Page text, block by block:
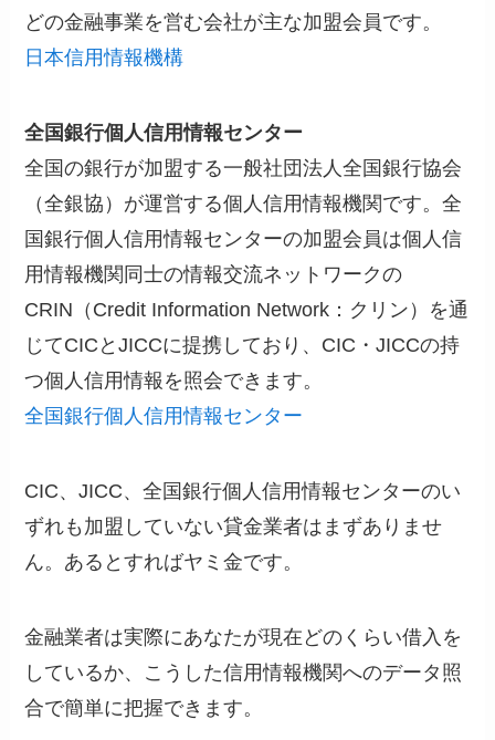
どの金融事業を営む会社が主な加盟会員です。
日本信用情報機構
全国銀行個人信用情報センター
全国の銀行が加盟する一般社団法人全国銀行協会
（全銀協）が運営する個人信用情報機関です。全
国銀行個人信用情報センターの加盟会員は個人信
用情報機関同士の情報交流ネットワークの
CRIN（Credit Information Network：クリン）を通
じてCICとJICCに提携しており、CIC・JICCの持
つ個人信用情報を照会できます。
全国銀行個人信用情報センター
CIC、JICC、全国銀行個人信用情報センターのい
ずれも加盟していない貸金業者はまずありませ
ん。あるとすればヤミ金です。
金融業者は実際にあなたが現在どのくらい借入を
しているか、こうした信用情報機関へのデータ照
合で簡単に把握できます。